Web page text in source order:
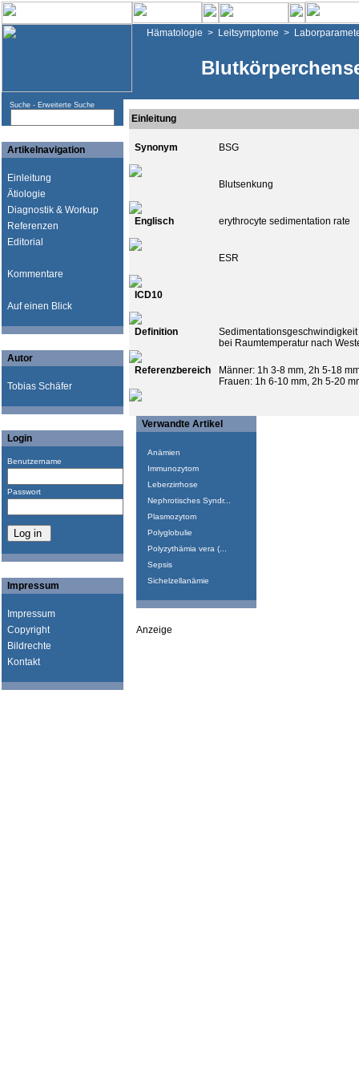
Hämatologie > Leitsymptome >
Suche - Erweiterte Suche
Artikelnavigation
Einleitung
Ätiologie
Diagnostik & Workup
Referenzen
Editorial
Kommentare
Auf einen Blick
Autor
Tobias Schäfer
Login
Benutzername
Passwort
Impressum
Impressum
Copyright
Bildrechte
Kontakt
Einleitung
Synonym BSG
Blutsenkung
Englisch erythrocyte sedimentation rate
ESR
ICD10
Definition
bei Raumtemperatur nach
Referenzbereich
Männer: 1h 3-8 mm, 2h 5-18
Frauen: 1h 6-10 mm, 2h 5-20
Verwandte Artikel
Anämien
Immunozytom
Leberzirrhose
Nephrotisches Syndr...
Plasmozytom
Polyglobulie
Polyzythämia vera (...
Sepsis
Sichelzellanämie
Anzeige